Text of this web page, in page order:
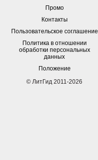
Промо
Контакты
Пользовательское соглашение
Политика в отношении
обработки персональных
данных
Положение
© ЛитГид 2011-2026